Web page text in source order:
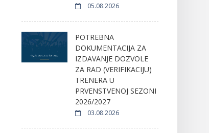
05.08.2026
POTREBNA
DOKUMENTACIJA ZA
IZDAVANJE DOZVOLE
ZA RAD (VERIFIKACIJU)
TRENERA U
PRVENSTVENOJ SEZONI
2026/2027
03.08.2026